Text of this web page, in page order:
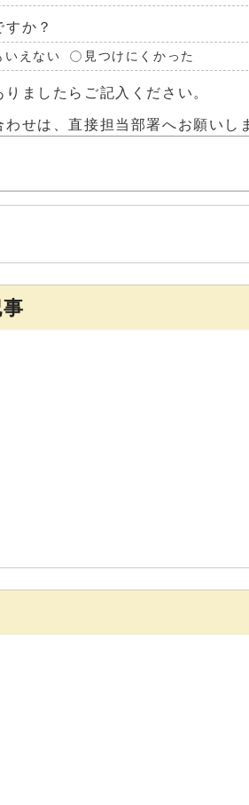
か？
いえない 見つけにくかった
ましたらご記入ください。
わせは、直接担当部署へお願い